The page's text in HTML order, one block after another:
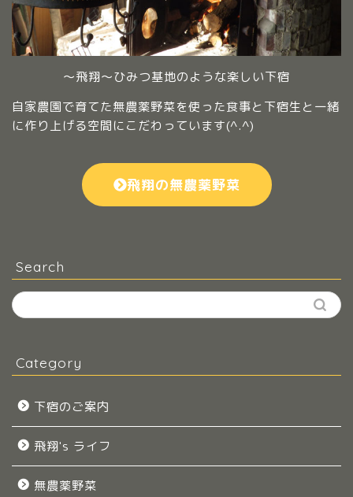
～飛翔～ひみつ基地のような楽しい下宿
自家農園で育てた無農薬野菜を使った食事と下宿生と一緒
に作り上げる空間にこだわっています(^.^)
飛翔の無農薬野菜
Search
Category
下宿のご案内
飛翔's ライフ
無農薬野菜